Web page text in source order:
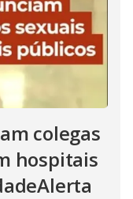
colegas
hospitais